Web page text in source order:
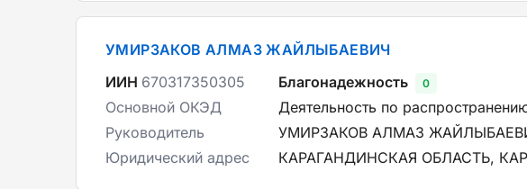
УМИРЗАКОВ АЛМАЗ ЖАЙЛЫБАЕВИЧ
ИИН 670317350305 Благонадежность 0
Основной ОКЭД
Деятельность по
Руководитель
УМИРЗАКОВ АЛМАЗ
Юридический адрес
КАРАГАНДИНСКАЯ ОБЛАСТЬ,